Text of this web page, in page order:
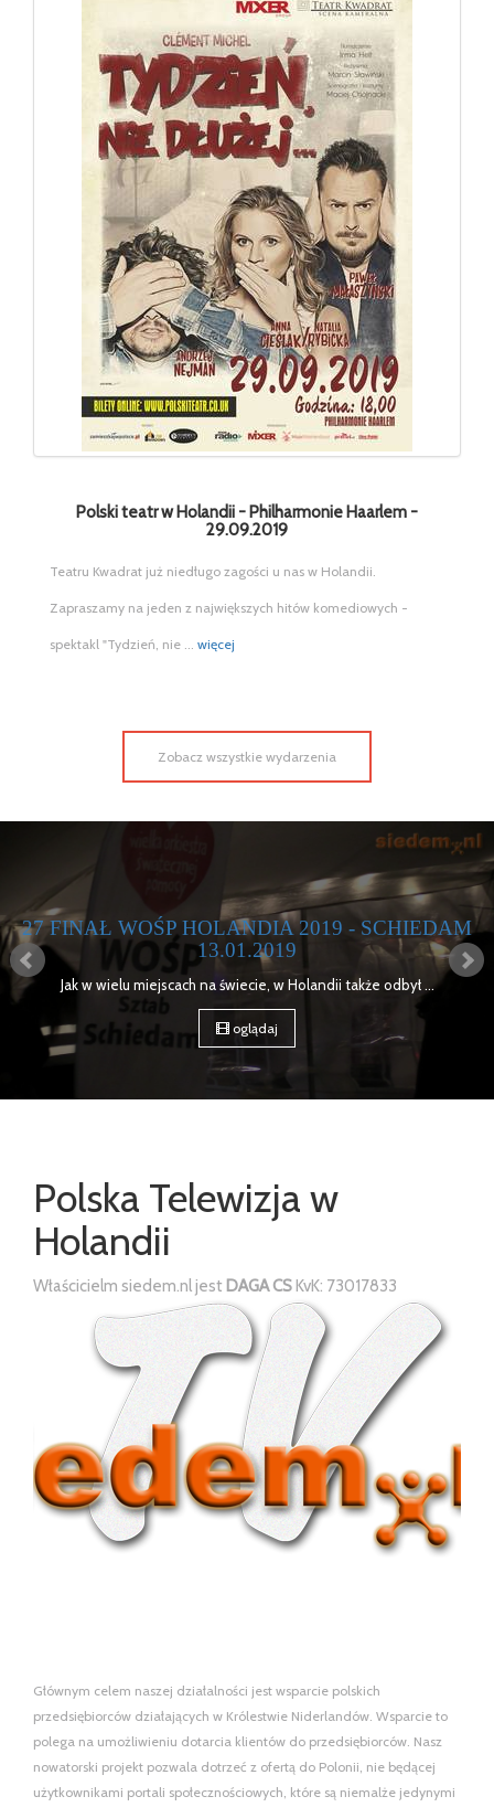
Polski teatr w Holandii - Philharmonie Haarlem -
29.09.2019
Teatru Kwadrat już niedługo zagości u nas w Holandii.
Zapraszamy na jeden z największych hitów komediowych -
spektakl "Tydzień, nie ... więcej
Zobacz wszystkie wydarzenia
...
MOTOSERCE BRUKSELA 2018 -
15 kwietnia 2018 roku w Brukseli Odbyła się kolejna
Polska Telewizja w
Holandii
Właścicielm siedem.nl jest DAGA CSKvK: 73017833
Głównym celem naszej działalności jest wsparcie polskich
przedsiębiorców działających w Królestwie Niderlandów. Wsparcie to
polega na umożliwieniu dotarcia klientów do przedsiębiorców. Nasz
nowatorski projekt pozwala dotrzeć z ofertą do Polonii, nie będącej
użytkownikami portali społecznościowych, które są niemalże jedynymi